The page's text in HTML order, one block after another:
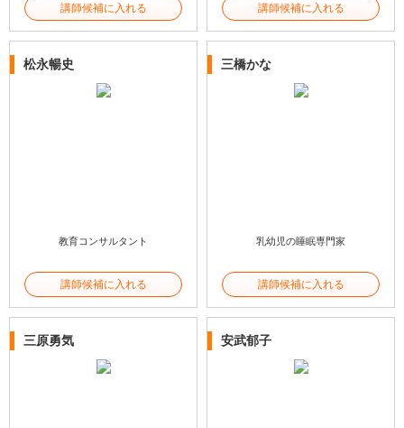
講師候補に入れる 講師候補に入れる
松永暢史
教育コンサルタント
講師候補に入れる
三橋かな
乳幼児の睡眠専門家
講師候補に入れる
三原勇気 安武郁子